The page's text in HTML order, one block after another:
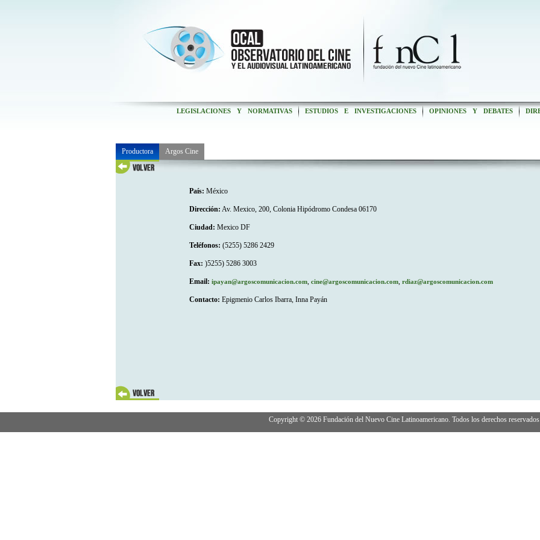
LEGISLACIONES Y NORMATIVAS ESTUDIOS E INVESTIGACIONES OPINIONES Y DEBATES
Productora Argos Cine
País: México
Dirección: Av. Mexico, 200, Colonia Hipódromo Condesa 06170
Ciudad: Mexico DF
Teléfonos: (5255) 5286 2429
Fax: )5255) 5286 3003
Email: ipayan@argoscomunicacion.com, cine@argoscomunicacion.com, rdiaz@argoscomunicacion.com
Contacto: Epigmenio Carlos Ibarra, Inna Payán
Copyright © 2026 Fundación del Nuevo Cine Latinoamericano. Todos los derechos